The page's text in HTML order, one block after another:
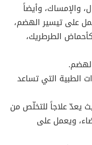
والإمساك، وأيضاً
على تيسير الهضم،
الطرطريك،
الطبية التي تساعد
يعدّ علاجاً للتخلّص من
ويعمل على